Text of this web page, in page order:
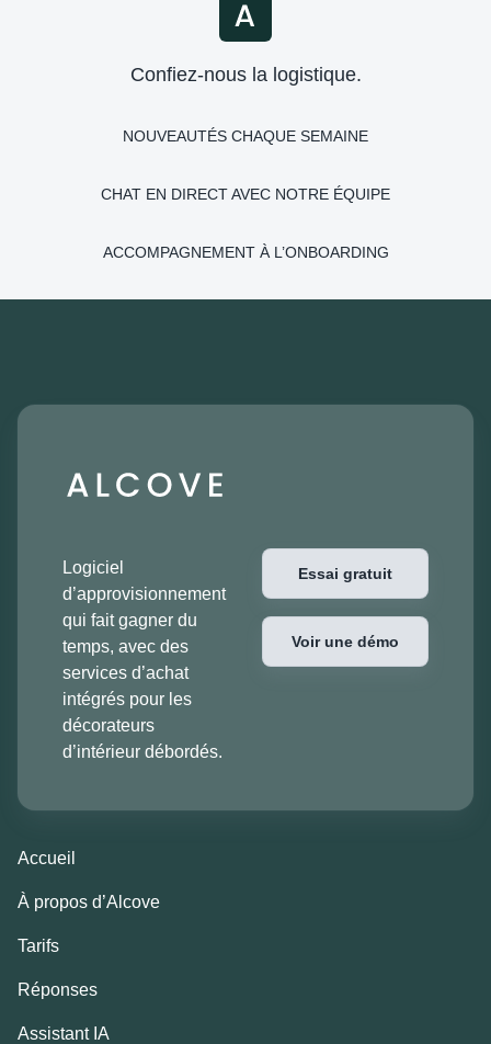
Confiez-nous la logistique.
NOUVEAUTÉS CHAQUE SEMAINE
CHAT EN DIRECT AVEC NOTRE ÉQUIPE
ACCOMPAGNEMENT À L’ONBOARDING
Logiciel
d’approvisionnement
qui fait gagner du
temps, avec des
services d’achat
intégrés pour les
décorateurs
d’intérieur débordés.
Essai gratuit
Voir une démo
Accueil
À propos d’Alcove
Tarifs
Réponses
Assistant IA